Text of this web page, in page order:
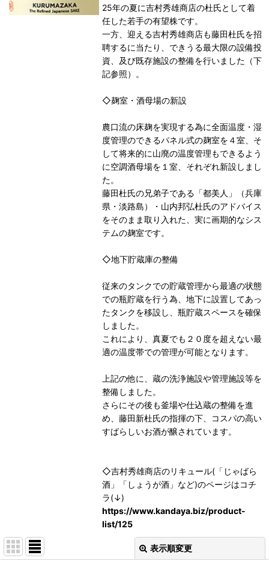
25年の夏に吉村秀雄商店の杜氏として着
任した若手の有望株です。
一方、迎える吉村秀雄商店も藤田杜氏を招
聘するに当たり、できうる最大限の設備投
資、及び既存施設の整備を行いました（下
記参照）。
◇麹室・酒母場の新設
農口流の床麹を実現する為に全面温度・湿
度管理のできるパネル式の麹室を４室、そ
して将来的に山廃の温度管理もできるよう
に空調酒母場を１室、それぞれ新設しまし
た。
藤田杜氏の兄弟子である「都美人」（兵庫
県・淡路島）・山内邦弘杜氏のアドバイス
をそのまま取り入れた、実に画期的なシス
テムの麹室です。
◇地下貯蔵庫の整備
従来のタンクでの貯蔵管理から最適の状態
での瓶貯蔵を行う為、地下に設置してあっ
たタンクを移設し、瓶貯蔵スペースを確保
しました。
これにより、真夏でも２０度を超えない最
適の温度帯での管理が可能となります。
上記の他に、蔵の洗浄施設や管理施設等を
整備しました。
さらにその後も釜場や仕込蔵の整備を進
め、藤田新杜氏の指揮の下、コスパの高い
すばらしいお酒が醸されています。
◇吉村秀雄商店のリキュール(「じゃばら
酒」「しょうが酒」など)のページはコチ
ラ(↓)
https://www.kandaya.biz/product-
list/125
表示順変更